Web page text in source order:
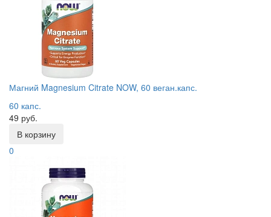
Магний Magnesium Citrate NOW, 60 веган.капс.
60 капс.
49 руб.
В корзину
0